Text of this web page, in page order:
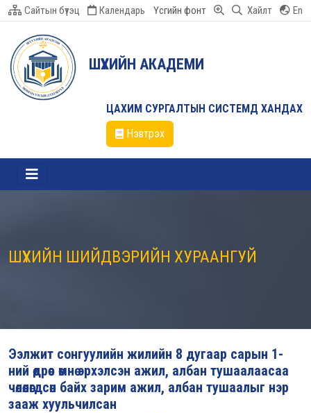
Сайтын бүтэц Календарь Үсгийн фонт Хайлт En
ШҮҮХИЙН АКАДЕМИ
ЦАХИМ СУРГАЛТЫН СИСТЕМД ХАНДАХ
Нэвтрэх
ШҮҮХИЙН ШИЙДВЭРИЙН ХУРААНГУЙ
Ээлжит сонгуулийн жилийн 8 дугаар сарын 1-
ний өдрөөс өмнө эрхэлсэн ажил, албан тушаалаасаа
чөлөөлөгдсөн байх зарим ажил, албан тушаалыг нэр
зааж хуульчилсан